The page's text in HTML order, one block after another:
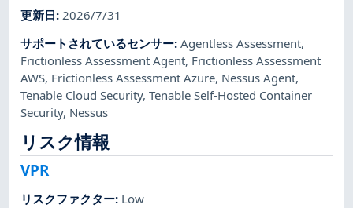
更新日: 2026/7/31
サポートされているセンサー:Agentless Assessment,
Frictionless Assessment Agent, Frictionless Assessment
AWS, Frictionless Assessment Azure, Nessus Agent,
Tenable Cloud Security,Tenable Self-Hosted Container
Security, Nessus
リスク情報
VPR
リスクファクター: Low